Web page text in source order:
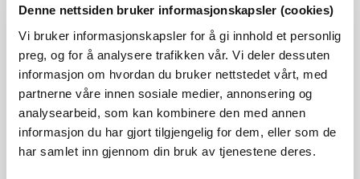
Denne nettsiden bruker informasjonskapsler (cookies)
Vi bruker informasjonskapsler for å gi innhold et personlig
preg, og for å analysere trafikken vår. Vi deler dessuten
informasjon om hvordan du bruker nettstedet vårt, med
partnerne våre innen sosiale medier, annonsering og
analysearbeid, som kan kombinere den med annen
informasjon du har gjort tilgjengelig for dem, eller som de
har samlet inn gjennom din bruk av tjenestene deres.
Lnett fikk endelig konsesjon i medhold av energiloven til
utbygging av kraftledningene Fagrafjell-Vagle-Stokkeland
i 2022.
NVEs saksbehandler av MTA er Birte Margrete Torp
Maaseide (bmtm@nve.no)
NVE har gitt Lnett AS konsesjon til to nye 132 kV
kraftledninger mellom Fagrafjell transformatorstasjon og